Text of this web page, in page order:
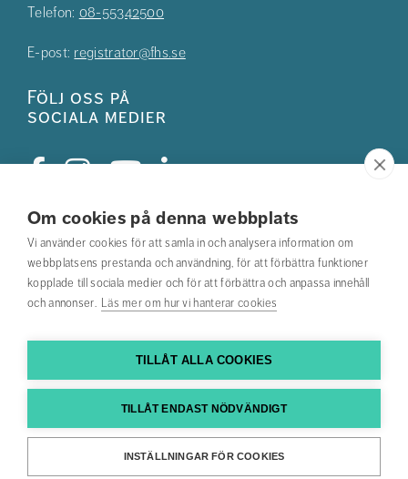
Om cookies på denna webbplats
Vi använder cookies för att samla in och analysera information om
webbplatsens prestanda och användning, för att förbättra funktioner
kopplade till sociala medier och för att förbättra och anpassa innehåll
och annonser. Läs mer om hur vi hanterar cookies
TILLÅT ALLA COOKIES
TILLÅT ENDAST NÖDVÄNDIGT
INSTÄLLNINGAR FÖR COOKIES
Telefon: 08-55342500
E-post: registrator@fhs.se
Följ oss på
sociala medier
Studentkåren
Hitta din utbildning
Hitta medarbetare
Hitta till oss
Tillgänglighetsredogörelse